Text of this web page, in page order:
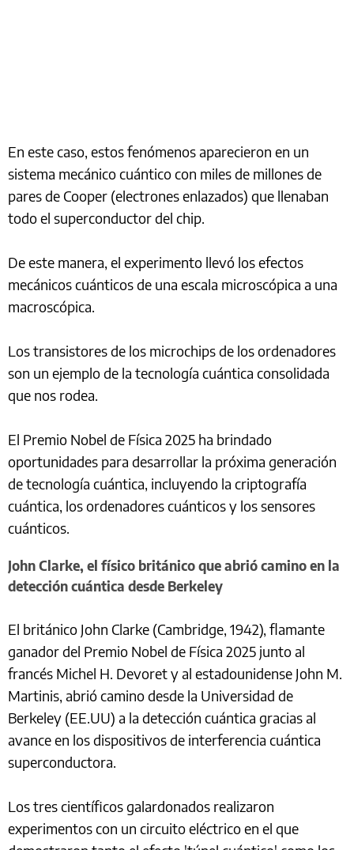
En este caso, estos fenómenos aparecieron en un
sistema mecánico cuántico con miles de millones de
pares de Cooper (electrones enlazados) que llenaban
todo el superconductor del chip.
De este manera, el experimento llevó los efectos
mecánicos cuánticos de una escala microscópica a una
macroscópica.
Los transistores de los microchips de los ordenadores
son un ejemplo de la tecnología cuántica consolidada
que nos rodea.
El Premio Nobel de Física 2025 ha brindado
oportunidades para desarrollar la próxima generación
de tecnología cuántica, incluyendo la criptografía
cuántica, los ordenadores cuánticos y los sensores
cuánticos.
John Clarke, el físico británico que abrió camino en la
detección cuántica desde Berkeley
El británico John Clarke (Cambridge, 1942), flamante
ganador del Premio Nobel de Física 2025 junto al
francés Michel H. Devoret y al estadounidense John M.
Martinis, abrió camino desde la Universidad de
Berkeley (EE.UU) a la detección cuántica gracias al
avance en los dispositivos de interferencia cuántica
superconductora.
Los tres científicos galardonados realizaron
experimentos con un circuito eléctrico en el que